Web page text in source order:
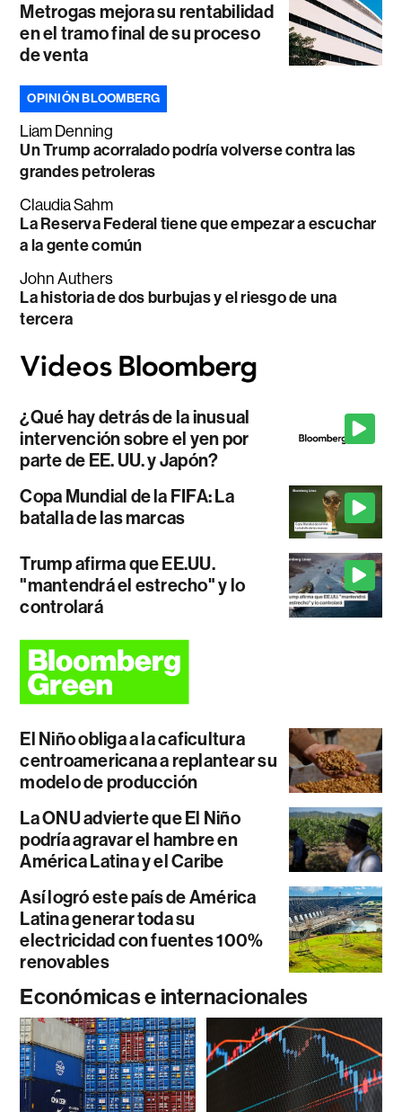
Metrogas mejora su rentabilidad
en el tramo final de su proceso
de venta
OPINIÓN BLOOMBERG
Liam Denning
Un Trump acorralado podría volverse contra las
grandes petroleras
Claudia Sahm
La Reserva Federal tiene que empezar a escuchar
a la gente común
John Authers
La historia de dos burbujas y el riesgo de una
tercera
¿Qué hay detrás de la inusual
intervención sobre el yen por
parte de EE. UU. y Japón?
Copa Mundial de la FIFA: La
batalla de las marcas
Trump afirma que EE.UU.
"mantendrá el estrecho" y lo
controlará
El Niño obliga a la caficultura
centroamericana a replantear su
modelo de producción
La ONU advierte que El Niño
podría agravar el hambre en
América Latina y el Caribe
Así logró este país de América
Latina generar toda su
electricidad con fuentes 100%
renovables
Económicas e internacionales